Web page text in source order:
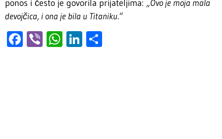
ponos i često je govorila prijateljima: „Ovo je moja mala
devojčica, i ona je bila u Titaniku.“
Facebook
ViberWhatsApp
LinkedIn